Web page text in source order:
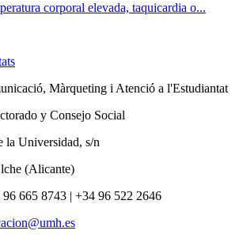
corporal elevada, taquicardia o...
Màrqueting i Atenció a l'Estudiantat
y Consejo Social
la Universidad, s/n
(Alicante)
665 8743 | +34 96 522 2646